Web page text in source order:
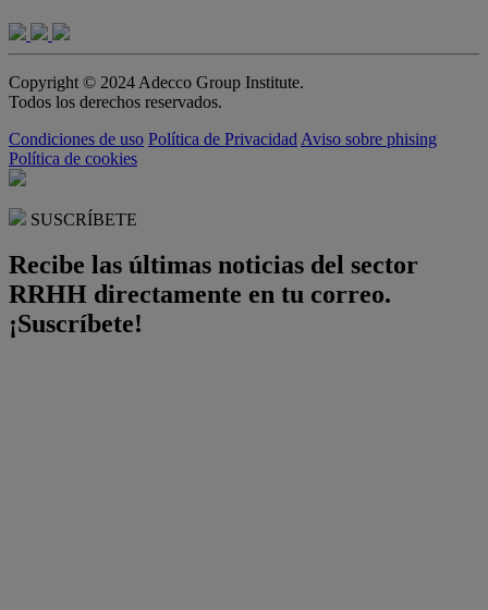
Copyright © 2024 Adecco Group Institute.
Todos los derechos reservados.
Condiciones de uso Política de Privacidad Aviso sobre phising
Política de cookies
SUSCRÍBETE
Recibe las últimas noticias del sector
RRHH directamente en tu correo.
¡Suscríbete!